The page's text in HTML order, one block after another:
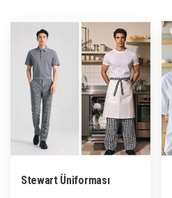
Stewart Üniforması